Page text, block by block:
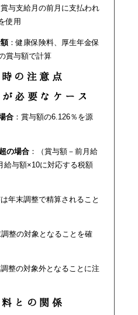
賞与支給月の前月に支払われ
使用
：健康保険料、厚生年金保
賞与額で計算
の注意点
必要なケース
合 ：賞与額の6.126％を源
の場合 ：（賞与額－前月給
給与額×10に対応する税額
年末調整で精算されること
整の対象となることを確
整の対象外となることに注
との関係